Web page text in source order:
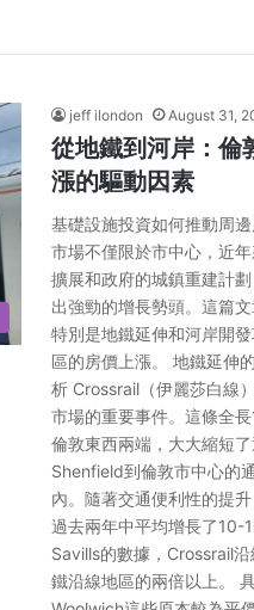
jeff ilondon August 31,
從地鐵到河岸：倫
漲的驅動因素
基礎設施投資如何推動周
市場不僅限於市中心，近
擴展和政府的城鎮重建計
出強勁的增長勢頭。這篇
特別是地鐵延伸和河岸開
區的房價上漲。 地鐵延伸
析 Crossrail（伊麗莎白線
市場的重要事件。這條全
倫敦東西兩端，大大縮短
Shenfield到倫敦市中心的
內。隨著交通便利性的提
過去兩年中平均增長了10-
Savills的數據，Crossrail
鐵沿線地區的兩倍以上。